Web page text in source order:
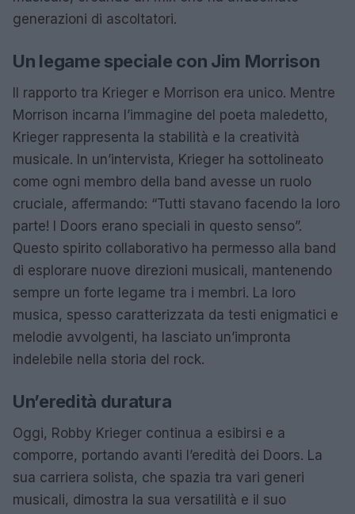
generazioni di ascoltatori.
Un legame speciale con Jim Morrison
Il rapporto tra Krieger e Morrison era unico. Mentre
Morrison incarna l’immagine del poeta maledetto,
Krieger rappresenta la stabilità e la creatività
musicale. In un’intervista, Krieger ha sottolineato
come ogni membro della band avesse un ruolo
cruciale, affermando: “Tutti stavano facendo la loro
parte! I Doors erano speciali in questo senso”.
Questo spirito collaborativo ha permesso alla band
di esplorare nuove direzioni musicali, mantenendo
sempre un forte legame tra i membri. La loro
musica, spesso caratterizzata da testi enigmatici e
melodie avvolgenti, ha lasciato un’impronta
indelebile nella storia del rock.
Un’eredità duratura
Oggi, Robby Krieger continua a esibirsi e a
comporre, portando avanti l’eredità dei Doors. La
sua carriera solista, che spazia tra vari generi
musicali, dimostra la sua versatilità e il suo